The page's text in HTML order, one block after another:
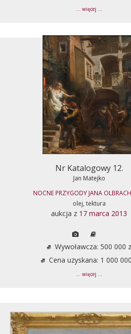
... więcej ...
Nr Katalogowy 12.
Jan Matejko
NOCNE PRZYGODY JANA
olej, tektura
aukcja z 17 marca 2013
Wywoławcza: 500 000
Cena uzyskana: 1 000
... więcej ...